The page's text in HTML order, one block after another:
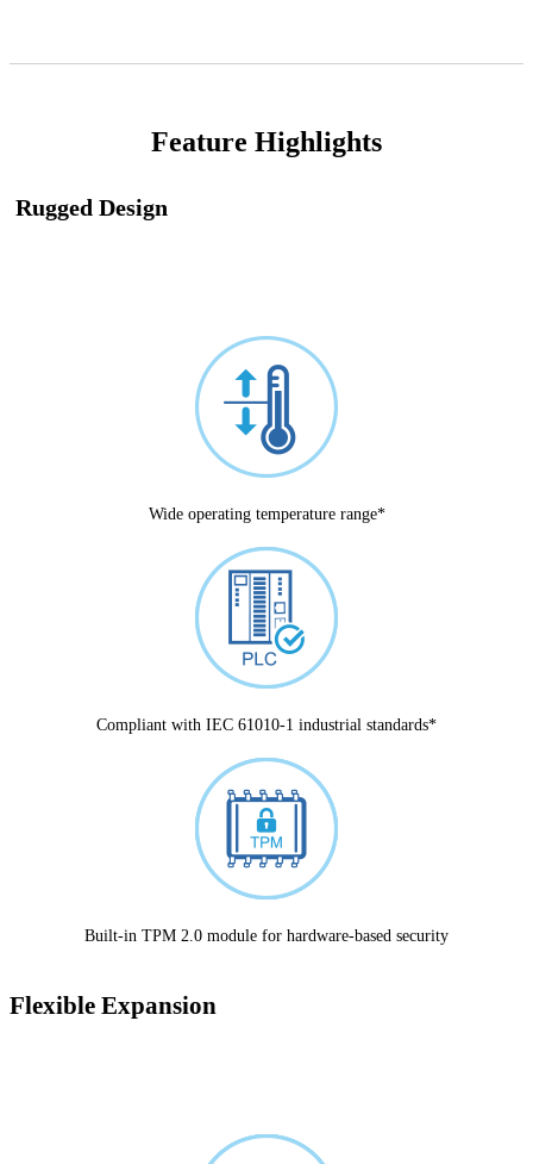
Feature Highlights
Rugged Design
Wide operating temperature range*
Compliant with IEC 61010-1 industrial standards*
Built-in TPM 2.0 module for hardware-based security
Flexible Expansion